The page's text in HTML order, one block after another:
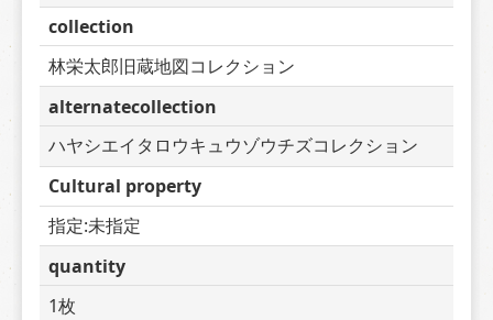
collection
林栄太郎旧蔵地図コレクション
alternatecollection
ハヤシエイタロウキュウゾウチズコレクション
Cultural property
指定:未指定
quantity
1枚